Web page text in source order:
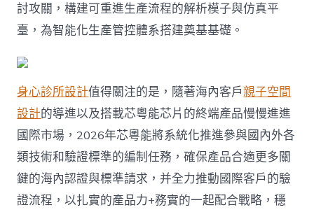
討攻關，構建可重進生產流程的解析模子與仿真平
臺，為智能化生產管控體系搭建奠基基礎。
身心診所設計值得關注的是，隨著海內客戶親子空間
設計的導進以及搭載芯粵能芯片的終端產品慢慢進進
國際市場，2026年芯粵能將系統化推進參與國內外各
類技術和驗證標準的編制任務，確保產品合適更多關
鍵的海內認證與標準請求，并全力推動國際客戶的驗
證流程，以扎實的產品力+務實的一起配合戰略，穩